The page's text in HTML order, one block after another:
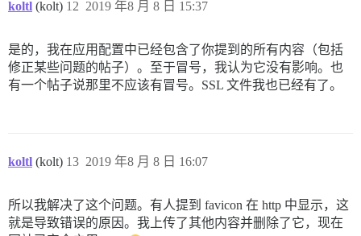
koltl (kolt) 2019 年8 月 8 日 15:37
12
是的，我在应用配置中已经包含了你提到的所有内容（包括
修正某些问题的帖子）。至于冒号，我认为它没有影响。也
有一个帖子说那里不应该有冒号。SSL 文件我也已经有了。
koltl (kolt) 2019 年8 月 8 日 16:07
13
所以我解决了这个问题。有人提到 favicon 在 http 中显示，这
就是导致错误的原因。我上传了其他内容并删除了它，现在